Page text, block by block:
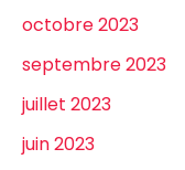
octobre 2023
septembre 2023
juillet 2023
juin 2023